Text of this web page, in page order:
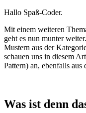
Hallo Spaß-Coder.
Mit einem weiteren
geht es nun munter
Mustern aus der
schauen uns in diesem
Pattern) an, ebenfalls
Was ist denn